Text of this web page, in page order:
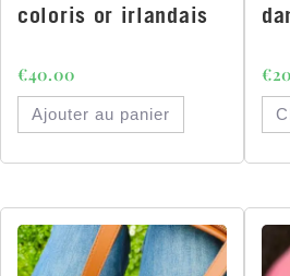
coloris or irlandais
€40.00
Ajouter au panier
€